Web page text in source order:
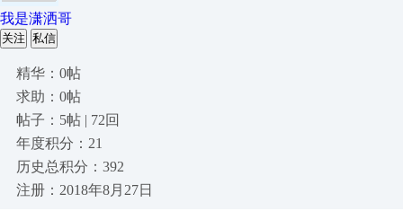
我是潇洒哥
关注 私信
精华：0帖
求助：0帖
帖子：5帖 | 72回
年度积分：21
历史总积分：392
注册：2018年8月27日